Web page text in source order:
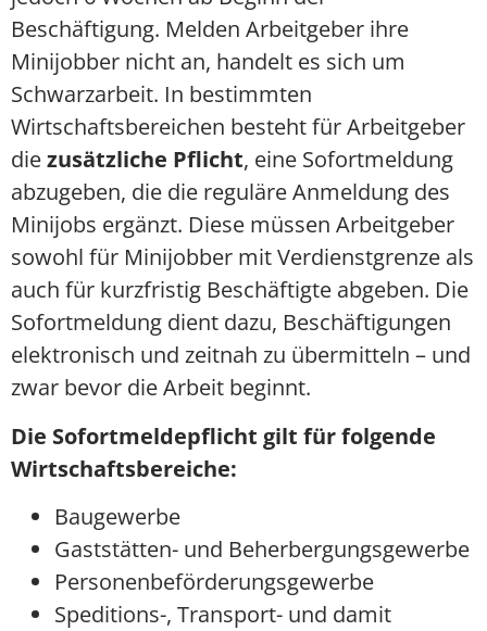
Beschäftigung. Melden Arbeitgeber ihre
Minijobber nicht an, handelt es sich um
Schwarzarbeit. In bestimmten
Wirtschaftsbereichen besteht für Arbeitgeber
diezusätzliche Pflicht, eine Sofortmeldung
abzugeben, die die reguläre Anmeldung des
Minijobs ergänzt. Diese müssen Arbeitgeber
sowohl für Minijobber mit Verdienstgrenze als
auch für kurzfristig Beschäftigte abgeben. Die
Sofortmeldung dient dazu, Beschäftigungen
elektronisch und zeitnah zu übermitteln – und
zwar bevor die Arbeit beginnt.
Die Sofortmeldepflicht gilt für folgende
Wirtschaftsbereiche:
Baugewerbe
Gaststätten- und Beherbergungsgewerbe
Personenbeförderungsgewerbe
Speditions-, Transport- und damit